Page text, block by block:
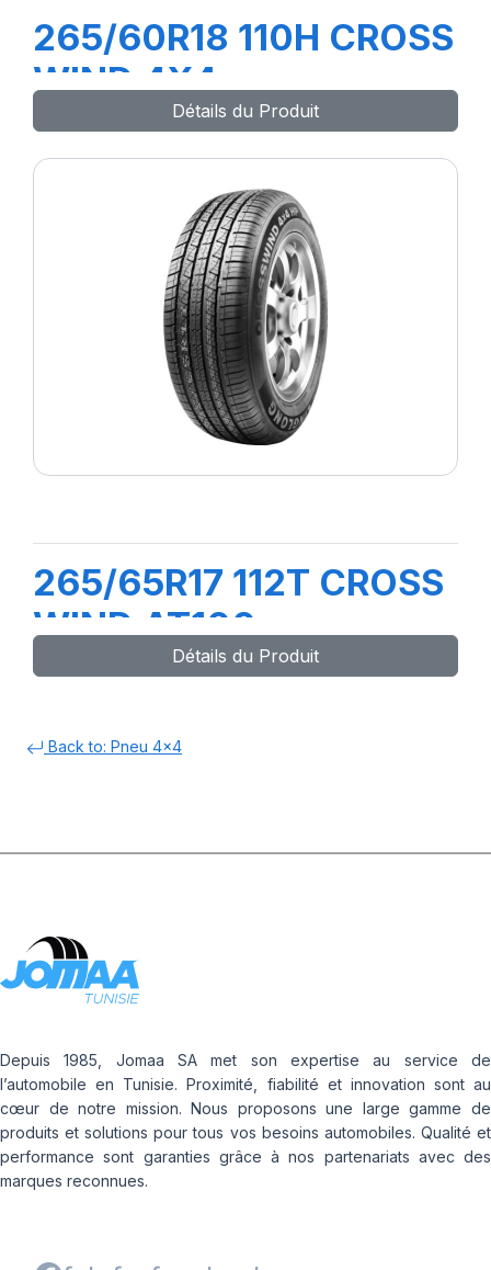
265/60R18 110H CROSS
WIND 4X4
Détails du Produit
265/65R17 112T CROSS
WIND AT100
Détails du Produit
Back to: Pneu 4x4
Depuis 1985, Jomaa SA met son expertise au service de
l’automobile en Tunisie. Proximité, fiabilité et innovation sont au
cœur de notre mission. Nous proposons une large gamme de
produits et solutions pour tous vos besoins automobiles. Qualité et
performance sont garanties grâce à nos partenariats avec des
marques reconnues.